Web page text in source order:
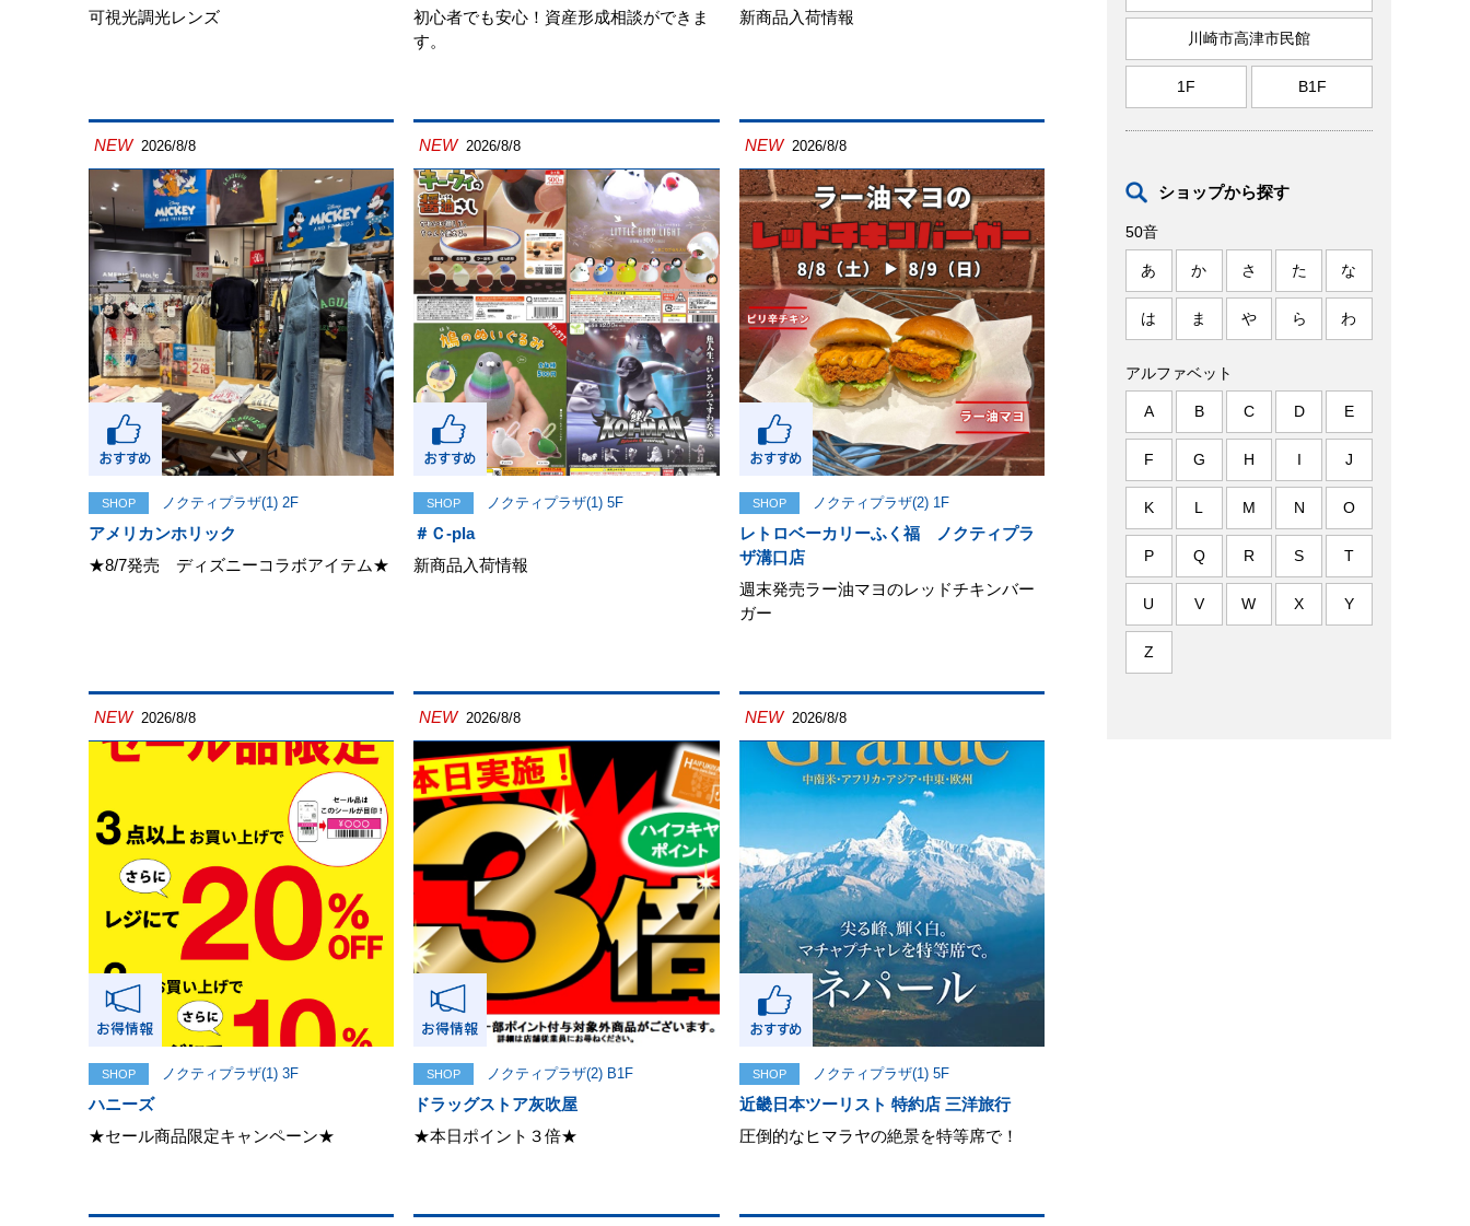
可視光調光レンズ
初心者でも安心！資産形成相談ができま
す。
新商品入荷情報
NEW 2026/8/8
SHOP ノクティプラザ(1) 2F
アメリカンホリック
★8/7発売 ディズニーコラボアイテム★
NEW 2026/8/8
SHOP ノクティプラザ(1) 5F
＃Ｃ-pla
新商品入荷情報
NEW 2026/8/8
SHOP ノクティプラザ(2) 1F
レトロベーカリーふく福 ノクティプラ
ザ溝口店
週末発売ラー油マヨのレッドチキンバー
ガー
NEW 2026/8/8
SHOP ノクティプラザ(1) 3F
ハニーズ
★セール商品限定キャンペーン★
NEW 2026/8/8
SHOP ノクティプラザ(2) B1F
ドラッグストア灰吹屋
★本日ポイント３倍★
NEW 2026/8/8
SHOP ノクティプラザ(1) 5F
近畿日本ツーリスト 特約店 三洋旅行
圧倒的なヒマラヤの絶景を特等席で！
川崎市高津市民館
1F B1F
ショップから探す
50音
あ か さ た な
は ま や ら わ
アルファベット
A B C D E
F G H I J
K L M N O
P Q R S T
U V W X Y
Z